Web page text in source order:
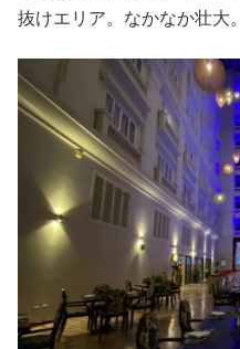
抜けエリア。なかなか壮大。